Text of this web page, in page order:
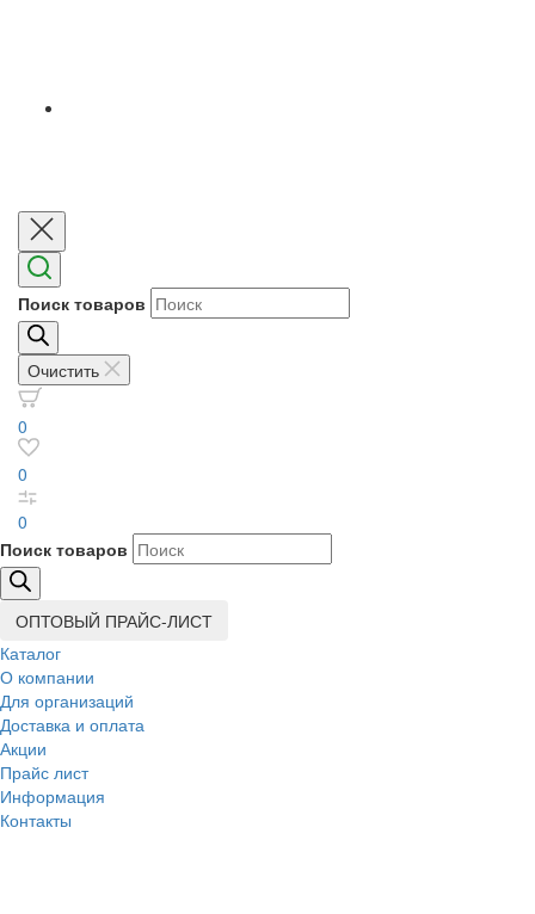
Поиск товаров
Очистить
0
0
0
Поиск товаров
ОПТОВЫЙ ПРАЙС-ЛИСТ
Каталог
О компании
Для организаций
Доставка и оплата
Акции
Прайс лист
Информация
Контакты